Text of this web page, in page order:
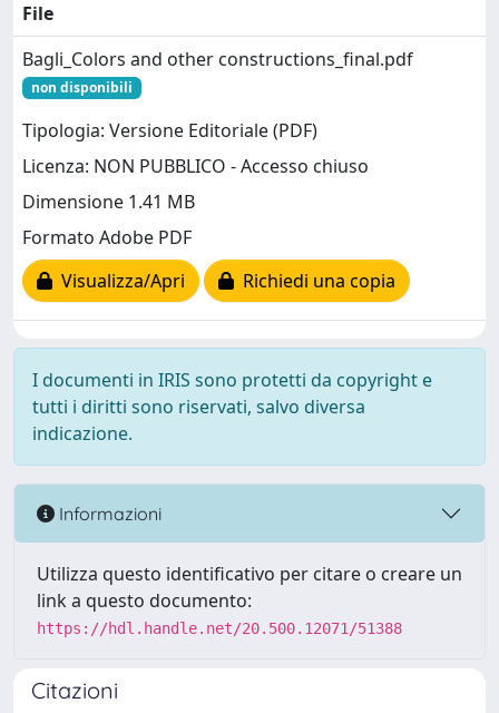
File
Bagli_Colors and other constructions_final.pdf
non disponibili
Tipologia: Versione Editoriale (PDF)
Licenza: NON PUBBLICO - Accesso chiuso
Dimensione 1.41 MB
Formato Adobe PDF
Visualizza/Apri
Richiedi una copia
I documenti in IRIS sono protetti da copyright e
tutti i diritti sono riservati, salvo diversa
indicazione.
Informazioni
Utilizza questo identificativo per citare o creare un
link a questo documento:
https://hdl.handle.net/20.500.12071/51388
Citazioni